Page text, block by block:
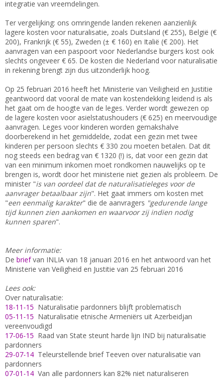
integratie van vreemdelingen.
Ter vergelijking: ons omringende landen rekenen aanzienlijk
lagere kosten voor naturalisatie, zoals Duitsland (€ 255), België (€
200), Frankrijk (€ 55), Zweden (± € 160) en Italië (€ 200). Het
aanvragen van een paspoort voor Nederlandse burgers kost ook
slechts ongeveer € 65. De kosten die Nederland voor naturalisatie
in rekening brengt zijn dus uitzonderlijk hoog.
Op 25 februari 2016 heeft het Ministerie van Veiligheid en Justitie
geantwoord dat vooral de mate van kostendekking leidend is als
het gaat om de hoogte van de leges. Verder wordt gewezen op
de lagere kosten voor asielstatushouders (€ 625) en meervoudige
aanvragen. Leges voor kinderen worden gemakshalve
doorberekend in het gemiddelde, zodat een gezin met twee
kinderen per persoon slechts € 330 zou moeten betalen. Dat dit
nog steeds een bedrag van € 1320 (!) is, dat voor een gezin dat
van een minimum inkomen moet rondkomen nauwelijks op te
brengen is, wordt door het ministerie niet gezien als probleem. De
minister "is van oordeel dat de naturalisatieleges voor de
aanvrager betaalbaar zijn". Het gaat immers om kosten met
"een eenmalig karakter" die de aanvragers "gedurende lange
tijd kunnen zien aankomen en waarvoor zij indien nodig
kunnen sparen".
Meer informatie:
De briefvan INLIA van 18 januari 2016 en het antwoord van het
Ministerie van Veiligheid en Justitie van 25 februari 2016
Lees ook:
Over naturalisatie:
18-11-15 Naturalisatie pardonners blijft problematisch
05-11-15 Naturalisatie etnische Armeniërs uit Azerbeidjan
vereenvoudigd
17-06-15 Raad van State steunt harde lijn IND bij naturalisatie
pardonners
29-07-14 Teleurstellende brief Teeven over naturalisatie van
pardonners
07-01-14 Van alle pardonners kan 82% niet naturaliseren